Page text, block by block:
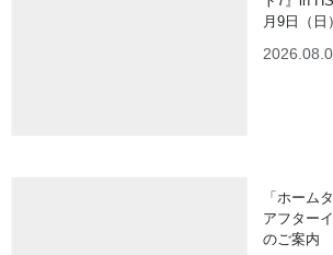
月9日（日
「ホーム
アフター
のご案内